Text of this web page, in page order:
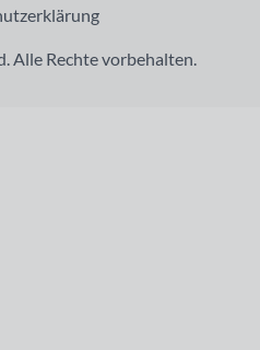
Alle Rechte vorbehalten.